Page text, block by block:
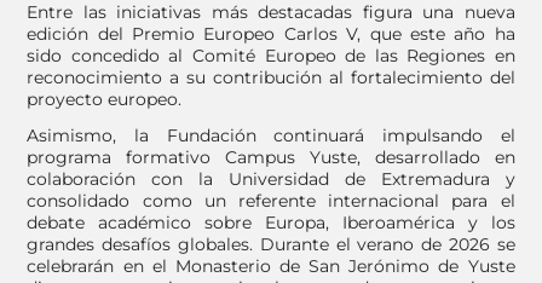
Entre las iniciativas más destacadas figura una nueva
edición del Premio Europeo Carlos V, que este año ha
sido concedido al Comité Europeo de las Regiones en
reconocimiento a su contribución al fortalecimiento del
proyecto europeo.
Asimismo, la Fundación continuará impulsando el
programa formativo Campus Yuste, desarrollado en
colaboración con la Universidad de Extremadura y
consolidado como un referente internacional para el
debate académico sobre Europa, Iberoamérica y los
grandes desafíos globales. Durante el verano de 2026 se
celebrarán en el Monasterio de San Jerónimo de Yuste